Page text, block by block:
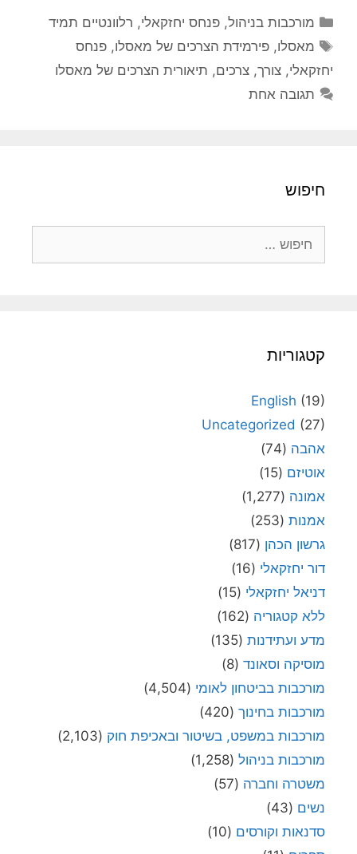
קטגוריות
מורכבות בניהול,פנחס יחזקאלי, רלוונטיים תמיד
תגיות
מאסלו,פירמידת הצרכים של מאסלו,פנחס
יחזקאלי, צורך, צרכים, תיאורית הצרכים של מאסלו
תגובה אחת
חיפוש
קטגוריות
English (19)
Uncategorized (27)
אהבה (74)
אוטיזם (15)
אמונה (1,277)
אמנות (253)
גרשון הכהן (817)
דור יחזקאלי (16)
דניאל יחזקאלי (15)
ללא קטגוריה (162)
מדע ועתידנות (135)
מוסיקה וסאונד (8)
מורכבות בביטחון לאומי (4,504)
מורכבות בחינוך (420)
מורכבות במשפט, בשיטור ובאכיפת חוק (2,103)
מורכבות בניהול (1,258)
משטרה וחברה (57)
נשים (43)
סדנאות וקורסים (10)